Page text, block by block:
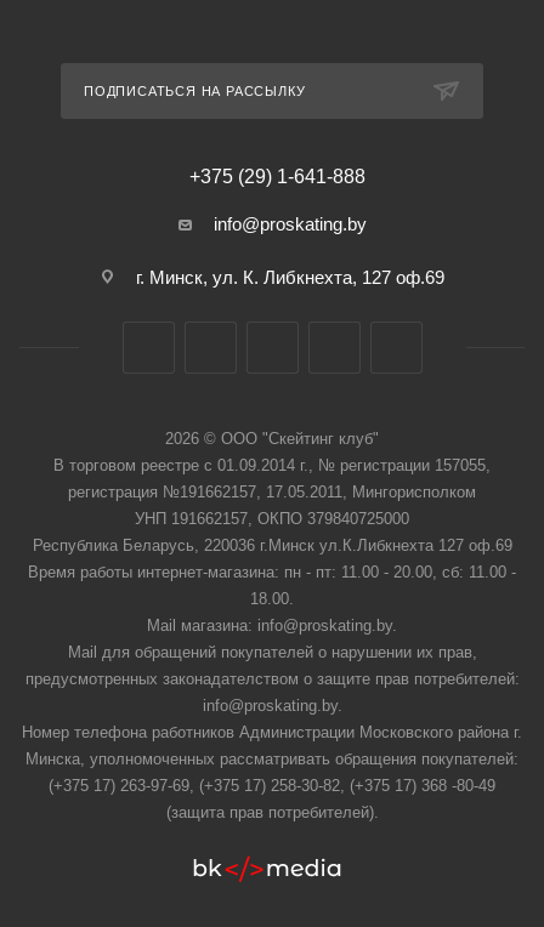
ПОДПИСАТЬСЯ НА РАССЫЛКУ
+375 (29) 1-641-888
info@proskating.by
г. Минск, ул. К. Либкнехта, 127 оф.69
2026 © ООО "Скейтинг клуб"
В торговом реестре с 01.09.2014 г., № регистрации 157055,
регистрация №191662157, 17.05.2011, Мингорисполком
УНП 191662157, ОКПО 379840725000
Республика Беларусь, 220036 г.Минск ул.К.Либкнехта 127 оф.69
Время работы интернет-магазина: пн - пт: 11.00 - 20.00, сб: 11.00 -
18.00.
Mail магазина: info@proskating.by.
Mail для обращений покупателей о нарушении их прав,
предусмотренных законадателством о защите прав потребителей:
info@proskating.by.
Номер телефона работников Администрации Московского района г.
Минска, уполномоченных рассматривать обращения покупателей:
(+375 17) 263-97-69, (+375 17) 258-30-82, (+375 17) 368 -80-49
(защита прав потребителей).